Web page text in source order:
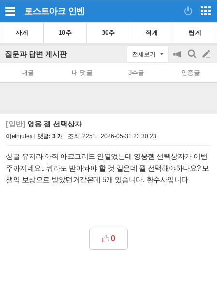
로스트아크 인벤
자게 10추 30추 직게 팁게
질문과 답변 게시판 전체보기
공
on/off
검
색
글
쓰
내글 내 댓글 3추글 인증글
[일반] 영웅 젬 선택상자
이ethjules 댓글: 3 개 조회: 2251 2026-05-31 23:30:23
싱글 유저라 아직 아크그리드 안열었는데 영웅젬 선택상자가 이번
주까지네요.. 뭐라도 받아놔야 할 것 같은데 뭘 선택해야하나요? 모
챌익 보상으로 받았던거같은데 5개 있습니다. 환수사입니다
0